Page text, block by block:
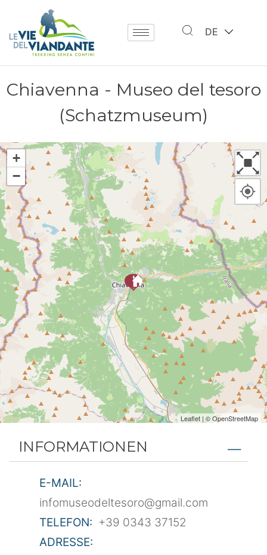
DE
Chiavenna - Museo del tesoro
(Schatzmuseum)
INFORMATIONEN
E-MAIL:
infomuseodeltesoro@gmail.com
TELEFON: +39 0343 37152
ADRESSE:
+
−
Leaflet | ©OpenStreetMap